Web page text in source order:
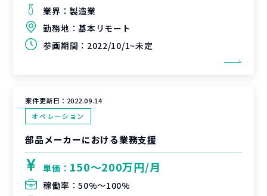
業界： 製造業
勤務地：基本リモート
参画期間： 2022/10/1~未定
案件更新日： 2022.09.14
オペレーション
部品メーカーにおける業務支援
単価： 150〜200万円/月
稼働率：50%〜100%